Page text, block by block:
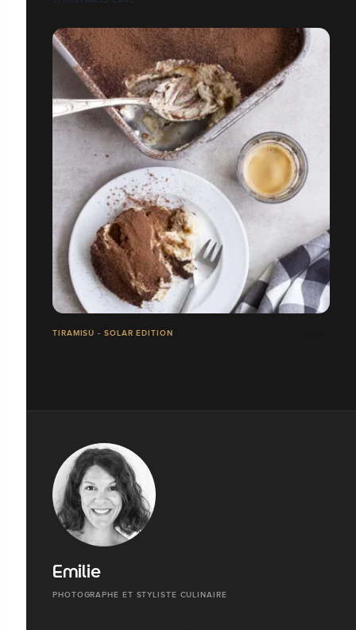
TIRAMISÙ - SOLAR EDITION
Emilie
PHOTOGRAPHE ET STYLISTE CULINAIRE